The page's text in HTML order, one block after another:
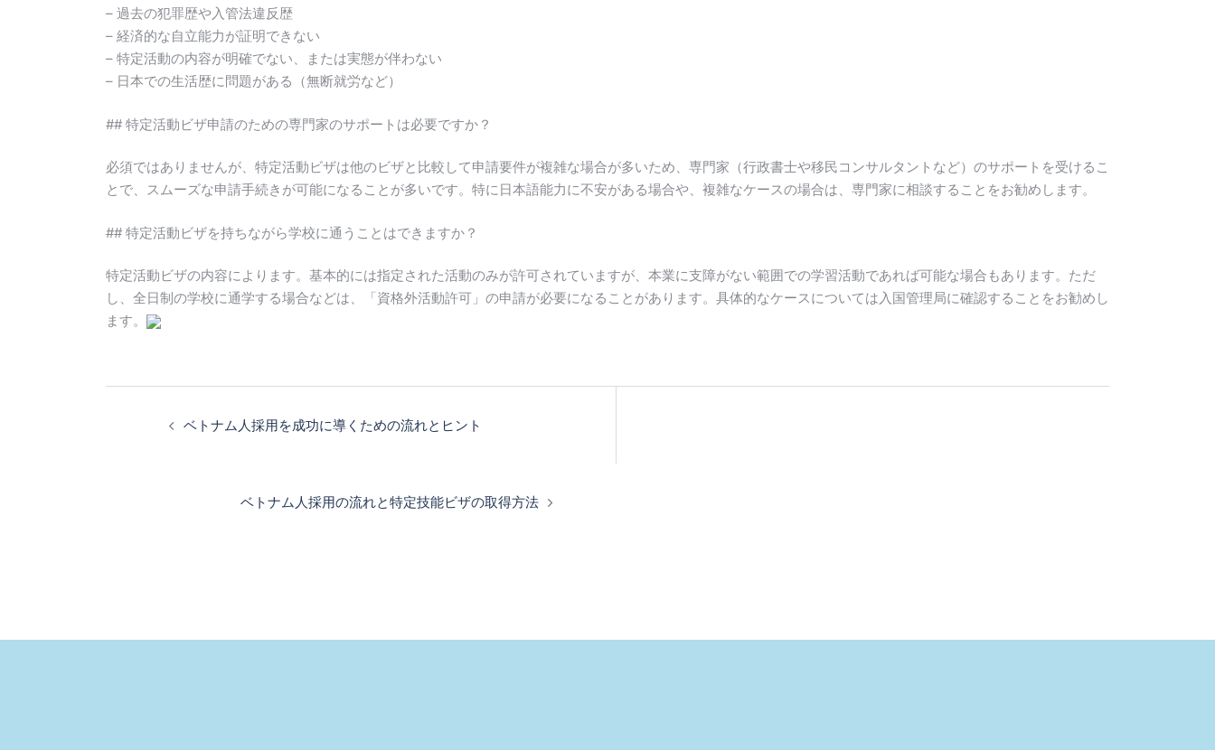
– 過去の犯罪歴や入管法違反歴
– 経済的な自立能力が証明できない
– 特定活動の内容が明確でない、または実態が伴わない
– 日本での生活歴に問題がある（無断就労など）
## 特定活動ビザ申請のための専門家のサポートは必要ですか？
必須ではありませんが、特定活動ビザは他のビザと比較して申請要件が複雑な場合が多いため、専門家（行政書士や移民コンサルタントなど）のサポートを受けるこ
とで、スムーズな申請手続きが可能になることが多いです。特に日本語能力に不安がある場合や、複雑なケースの場合は、専門家に相談することをお勧めします。
## 特定活動ビザを持ちながら学校に通うことはできますか？
特定活動ビザの内容によります。基本的には指定された活動のみが許可されていますが、本業に支障がない範囲での学習活動であれば可能な場合もあります。ただ
し、全日制の学校に通学する場合などは、「資格外活動許可」の申請が必要になることがあります。具体的なケースについては入国管理局に確認することをお勧めし
ます。
ベトナム人採用を成功に導くための流れとヒント
ベトナム人採用の流れと特定技能ビザの取得方法